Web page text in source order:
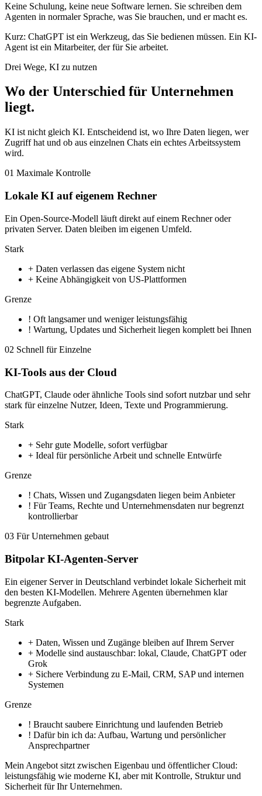
Keine Schulung, keine neue Software lernen. Sie schreiben dem
Agenten in normaler Sprache, was Sie brauchen, und er macht es.
Kurz: ChatGPT ist ein Werkzeug, das Sie bedienen müssen. Ein KI-
Agent ist ein Mitarbeiter, der für Sie arbeitet.
Drei Wege, KI zu nutzen
Wo der Unterschied für Unternehmen
liegt.
KI ist nicht gleich KI. Entscheidend ist, wo Ihre Daten liegen, wer
Zugriff hat und ob aus einzelnen Chats ein echtes Arbeitssystem
wird.
01 Maximale Kontrolle
Lokale KI auf eigenem Rechner
Ein Open-Source-Modell läuft direkt auf einem Rechner oder
privaten Server. Daten bleiben im eigenen Umfeld.
Stark
+ Daten verlassen das eigene System nicht
+ Keine Abhängigkeit von US-Plattformen
Grenze
! Oft langsamer und weniger leistungsfähig
! Wartung, Updates und Sicherheit liegen komplett bei Ihnen
02 Schnell für Einzelne
KI-Tools aus der Cloud
ChatGPT, Claude oder ähnliche Tools sind sofort nutzbar und sehr
stark für einzelne Nutzer, Ideen, Texte und Programmierung.
Stark
+ Sehr gute Modelle, sofort verfügbar
+ Ideal für persönliche Arbeit und schnelle Entwürfe
Grenze
! Chats, Wissen und Zugangsdaten liegen beim Anbieter
! Für Teams, Rechte und Unternehmensdaten nur begrenzt
kontrollierbar
03 Für Unternehmen gebaut
Bitpolar KI-Agenten-Server
Ein eigener Server in Deutschland verbindet lokale Sicherheit mit
den besten KI-Modellen. Mehrere Agenten übernehmen klar
begrenzte Aufgaben.
Stark
+ Daten, Wissen und Zugänge bleiben auf Ihrem Server
+ Modelle sind austauschbar: lokal, Claude, ChatGPT oder
Grok
+ Sichere Verbindung zu E-Mail, CRM, SAP und internen
Systemen
Grenze
! Braucht saubere Einrichtung und laufenden Betrieb
! Dafür bin ich da: Aufbau, Wartung und persönlicher
Ansprechpartner
Mein Angebot sitzt zwischen Eigenbau und öffentlicher Cloud:
leistungsfähig wie moderne KI, aber mit Kontrolle, Struktur und
Sicherheit für Ihr Unternehmen.